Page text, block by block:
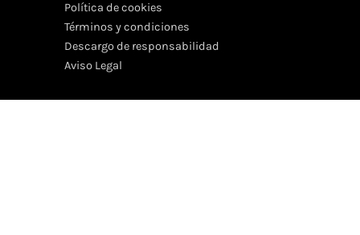
Política de cookies
Términos y condiciones
Descargo de responsabilidad
Aviso Legal